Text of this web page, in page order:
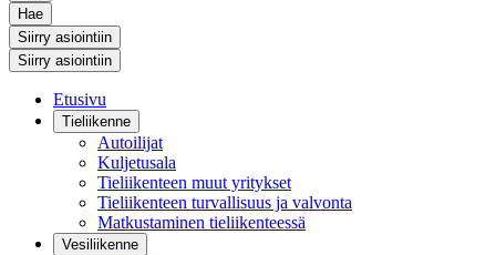
Hae
Siirry asiointiin
Siirry asiointiin
Etusivu
Tieliikenne
Autoilijat
Kuljetusala
Tieliikenteen muut yritykset
Tieliikenteen turvallisuus ja valvonta
Matkustaminen tieliikenteessä
Vesiliikenne